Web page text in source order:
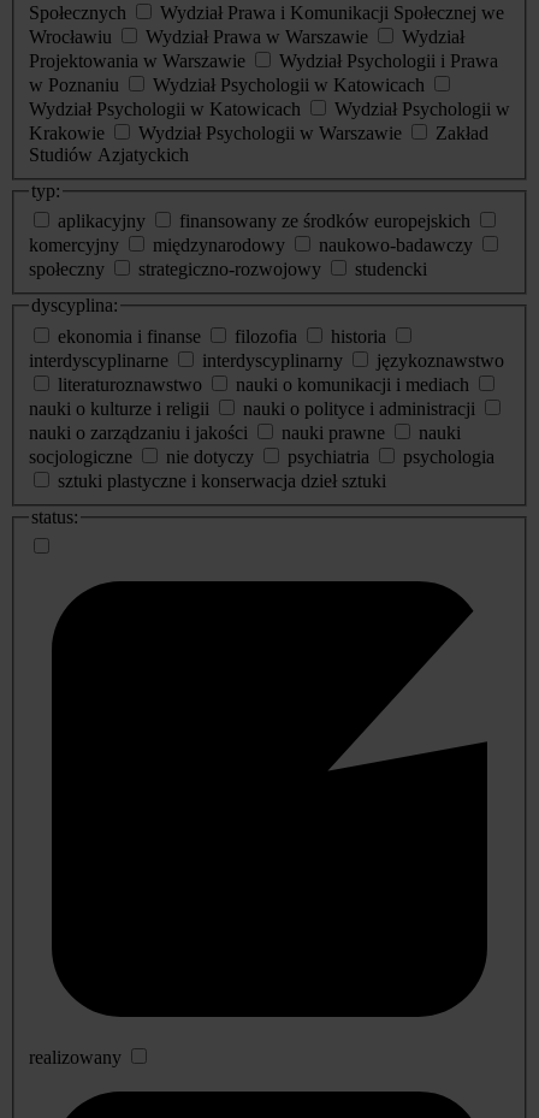
Społecznych
Wydział Prawa i Komunikacji Społecznej we
Wrocławiu
Wydział Prawa w Warszawie
Wydział
Projektowania w Warszawie
Wydział Psychologii i Prawa
w Poznaniu
Wydział Psychologii w Katowicach
Wydział Psychologii w Katowicach
Wydział Psychologii w
Krakowie
Wydział Psychologii w Warszawie
Zakład
Studiów Azjatyckich
typ:
aplikacyjny
finansowany ze środków europejskich
komercyjny
międzynarodowy
naukowo-badawczy
społeczny
strategiczno-rozwojowy
studencki
dyscyplina:
ekonomia i finanse
filozofia
historia
interdyscyplinarne
interdyscyplinarny
językoznawstwo
literaturoznawstwo
nauki o komunikacji i mediach
nauki o kulturze i religii
nauki o polityce i administracji
nauki o zarządzaniu i jakości
nauki prawne
nauki
socjologiczne
nie dotyczy psychiatria
psychologia
sztuki plastyczne i konserwacja dzieł sztuki
status:
realizowany